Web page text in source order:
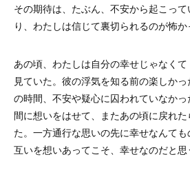
その期待は、たぶん、不安から起こっ
り、わたしは信じて裏切られるのが怖か
あの頃、わたしは自分の幸せじゃなく
見ていた。彼の浮気を知る前の楽しか
の時間、不安や疑心に囚われていなか
間に想いをはせて、またあの頃に戻れ
た。一方通行な思いの先に幸せなんて
互いを想いあってこそ、幸せなのだと思